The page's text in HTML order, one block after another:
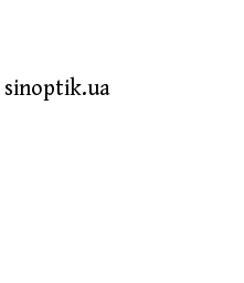
sinoptik.ua